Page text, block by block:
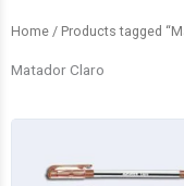
Home / Products tagged
Matador Claro